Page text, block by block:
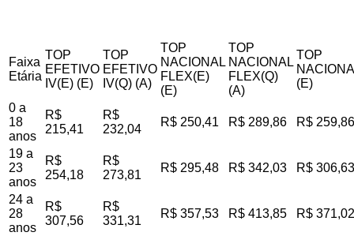
Faixa
Etária
TOP
EFETIVO
IV(E) (E)
TOP
EFETIVO
IV(Q) (A)
TOP
NACIONAL
FLEX(E)
(E)
TOP
NACIONAL
FLEX(Q)
(A)
TOP
(E)
0 a
18
anos
R$
215,41
R$
232,04
R$ 250,41 R$ 289,86 R$ 259,86
19 a
23
anos
R$
254,18
R$
273,81
R$ 295,48 R$ 342,03 R$ 306,63
24 a
28
anos
R$
307,56
R$
331,31
R$ 357,53 R$ 413,85 R$ 371,02